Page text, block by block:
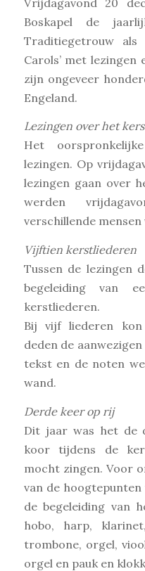
Boskapel de
Traditiegetrouw als
Carols’ met lezingen
zijn ongeveer
Engeland.
Lezingen over het
Het
lezingen. Op
lezingen gaan over
werden
verschillende mensen
Vijftien kerstliederen
Tussen de lezingen
begeleiding van
kerstliederen.
Bij vijf liederen
deden de
tekst en de noten
wand.
Derde keer op rij
Dit jaar was het de
koor tijdens de
mocht zingen. Voor
van de
de begeleiding van
hobo, harp,
trombone, orgel,
orgel en pauk en